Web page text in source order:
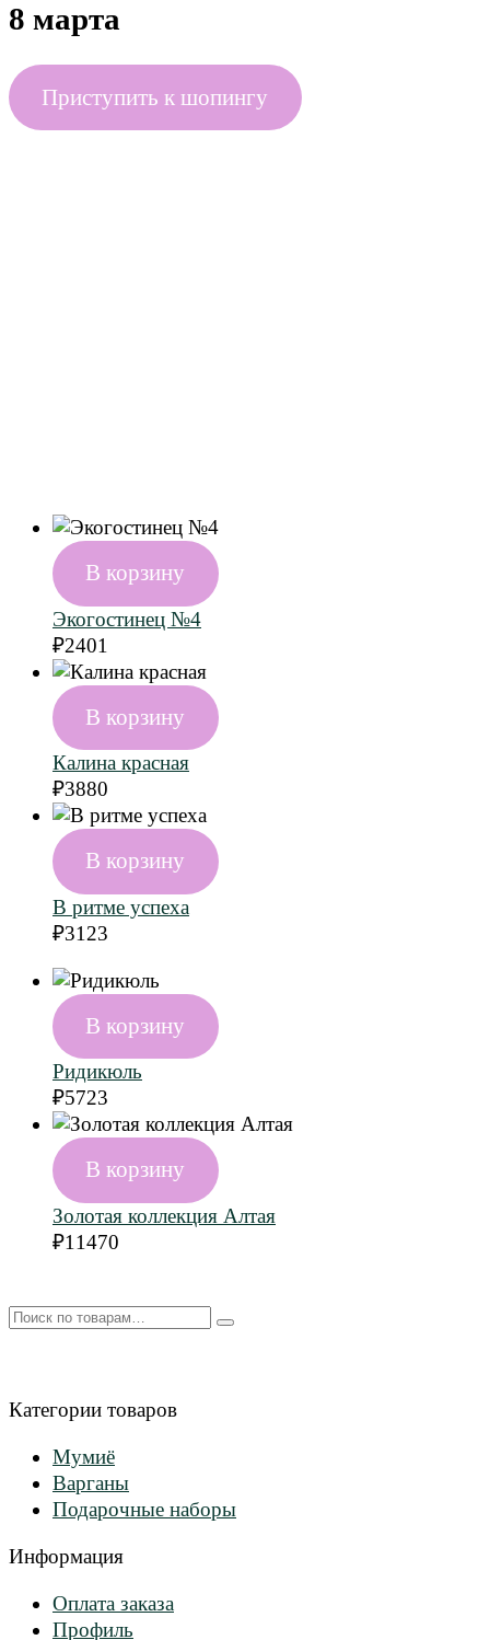
8 марта
Приступить к шопингу
В корзину
Экогостинец №4
₽2401
В корзину
Калина красная
₽3880
В корзину
В ритме успеха
₽3123
В корзину
Ридикюль
₽5723
В корзину
Золотая коллекция Алтая
₽11470
Искать:
Категории товаров
Мумиё
Варганы
Подарочные наборы
Информация
Оплата заказа
Профиль